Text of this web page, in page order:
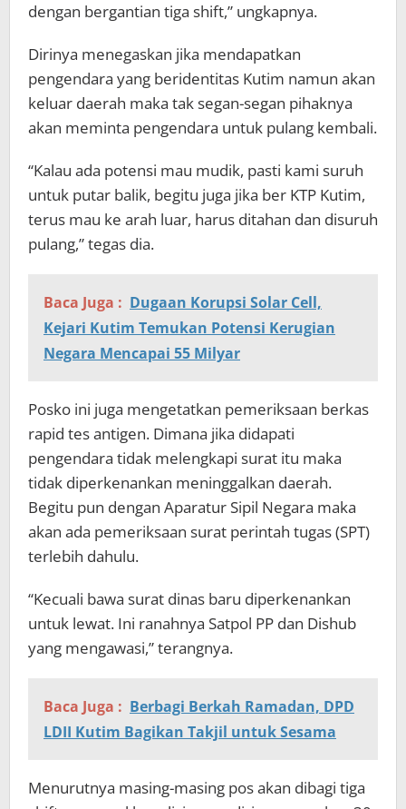
dengan bergantian tiga shift,” ungkapnya.
Dirinya menegaskan jika mendapatkan
pengendara yang beridentitas Kutim namun akan
keluar daerah maka tak segan-segan pihaknya
akan meminta pengendara untuk pulang kembali.
“Kalau ada potensi mau mudik, pasti kami suruh
untuk putar balik, begitu juga jika ber KTP Kutim,
terus mau ke arah luar, harus ditahan dan disuruh
pulang,” tegas dia.
Baca Juga : Dugaan Korupsi Solar Cell,
Kejari Kutim Temukan Potensi Kerugian
Negara Mencapai 55 Milyar
Posko ini juga mengetatkan pemeriksaan berkas
rapid tes antigen. Dimana jika didapati
pengendara tidak melengkapi surat itu maka
tidak diperkenankan meninggalkan daerah.
Begitu pun dengan Aparatur Sipil Negara maka
akan ada pemeriksaan surat perintah tugas (SPT)
terlebih dahulu.
“Kecuali bawa surat dinas baru diperkenankan
untuk lewat. Ini ranahnya Satpol PP dan Dishub
yang mengawasi,” terangnya.
Baca Juga : Berbagi Berkah Ramadan, DPD
LDII Kutim Bagikan Takjil untuk Sesama
Menurutnya masing-masing pos akan dibagi tiga